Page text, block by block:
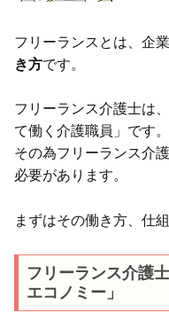
フリーランスとは、企
き方です。
フリーランス介護士は
て働く介護職員」です。
その為フリーランス介
必要があります。
まずはその働き方、仕
フリーランス介護
エコノミー」